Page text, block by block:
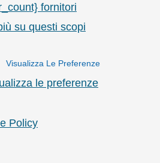
fornitori
su questi scopi
Visualizza Le Preferenze
le preferenze
Policy